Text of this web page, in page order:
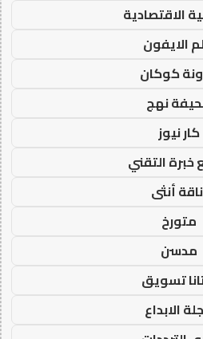
الاقتصادية
الايفون
كوكان
نهج
كار نيوز
التقني
أنثى
متورخ
مدسن
تسويق
الابداع